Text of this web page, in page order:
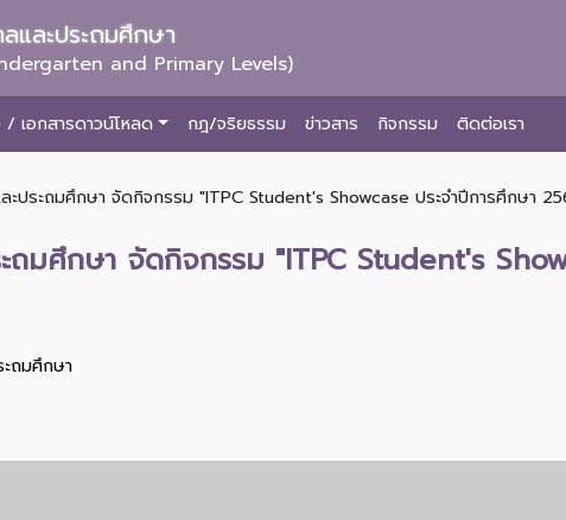
และประถมศึกษา
and Primary Levels)
เอกสารดาวน์โหลด กฎ/จริยธรรม ข่าวสาร กิจกรรม ติดต่อเรา
ะประถมศึกษา จัดกิจกรรม "ITPC Student's Showcase ประจำปีการศึกษา
ถมศึกษา จัดกิจกรรม "ITPC Student's
ะถมศึกษา